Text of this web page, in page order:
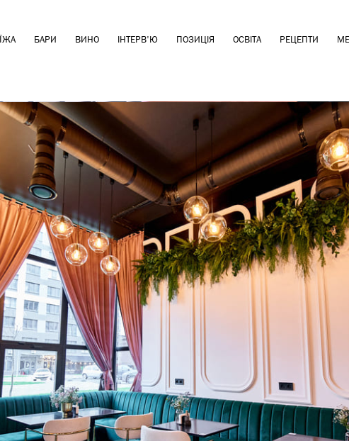
ЇЖА БАРИ ВИНО ІНТЕРВ'Ю ПОЗИЦІЯ ОСВІТА РЕЦЕПТИ